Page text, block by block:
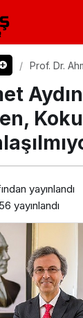
Prof. Dr.
Tadından
yayınlandı
yayınlandı